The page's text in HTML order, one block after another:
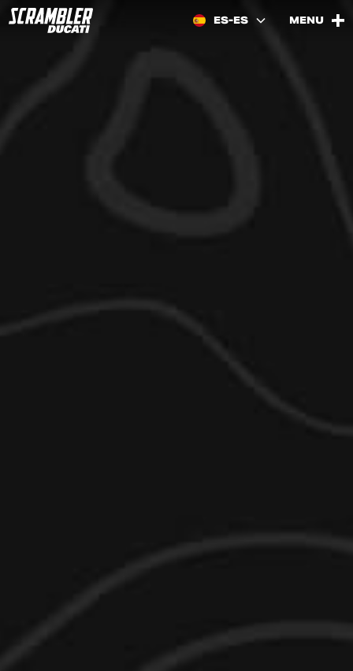
ES-ES MENU